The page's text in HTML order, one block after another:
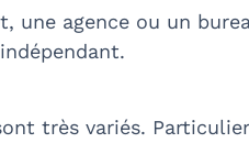
une agence ou un
très variés.